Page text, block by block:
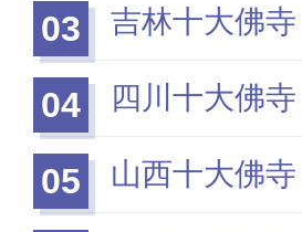
03 吉林十大佛寺
04 四川十大佛寺
05 山西十大佛寺